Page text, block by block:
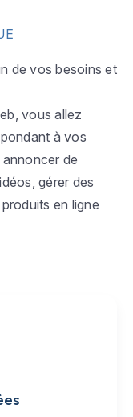
de vos besoins et
vous allez
à vos
de
gérer des
en ligne